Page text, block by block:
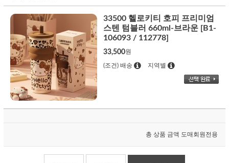
33500 헬로키티 호피 프리미엄
스텐 텀블러 660ml-브라운 [B1-
106093 / 112778]
33,500원
(조건) 배송 지역별
총 상품 금액 도매회원전용